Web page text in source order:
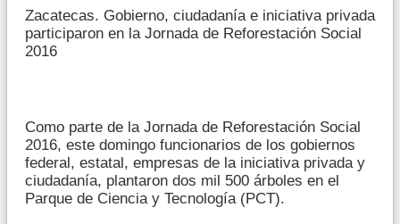
Zacatecas. Gobierno, ciudadanía e iniciativa privada
participaron en la Jornada de Reforestación Social
2016
Como parte de la Jornada de Reforestación Social
2016, este domingo funcionarios de los gobiernos
federal, estatal, empresas de la iniciativa privada y
ciudadanía, plantaron dos mil 500 árboles en el
Parque de Ciencia y Tecnología (PCT).